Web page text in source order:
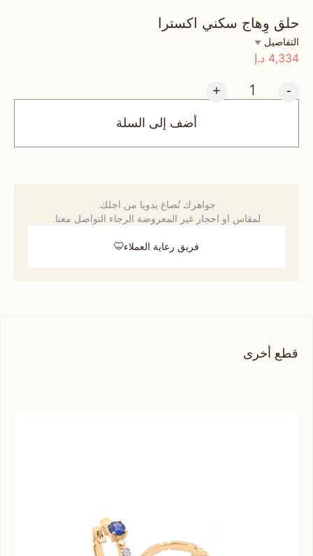
حلق وِهاج سكني اكسترا
التفاصيل
4,334 د.إ
-
+
أضف إلى السلة
جواهرك تُصاغ يدويا من اجلك.
لمقاس او احجار غير المعروضة الرجاء التواصل معنا.
فريق رعاية العملاء
قطع أخرى